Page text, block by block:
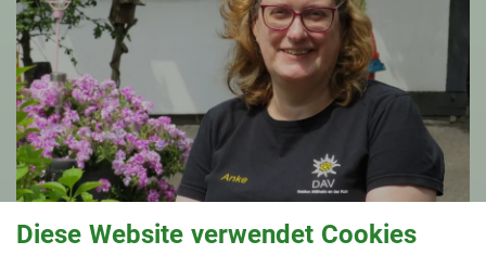
Diese Website verwendet Cookies